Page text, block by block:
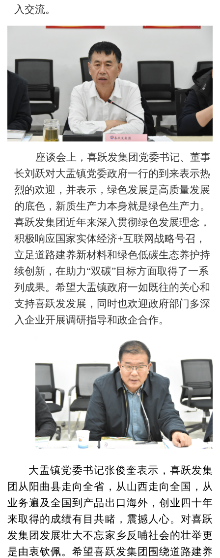
入交流。
座谈会上，喜跃发集团党委书记、董事
长刘跃对大盂镇党委政府一行的到来表示热
烈的欢迎，并表示，绿色发展是高质量发展
的底色，新质生产力本身就是绿色生产力。
喜跃发集团近年来深入贯彻绿色发展理念，
积极响应国家实体经济+互联网战略号召，
立足道路建养新材料和绿色低碳生态养护持
续创新，在助力“双碳”目标方面取得了一系
列成果。希望大盂镇政府一如既往的关心和
支持喜跃发发展，同时也欢迎政府部门多深
入企业开展调研指导和政企合作。
大盂镇党委书记张俊奎表示，喜跃发集
团从阳曲县走向全省，从山西走向全国，从
业务遍及全国到产品出口海外，创业四十年
来取得的成绩有目共睹，震撼人心。对喜跃
发集团发展壮大不忘家乡反哺社会的壮举更
是由衷钦佩。希望喜跃发集团围绕道路建养